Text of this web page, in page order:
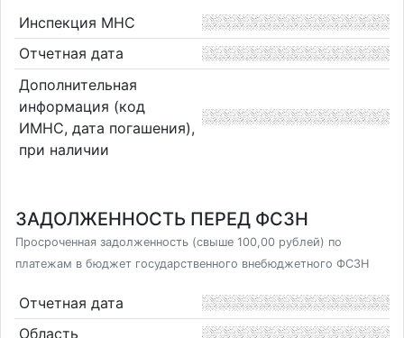
Инспекция МНС
Отчетная дата
Дополнительная
информация (код
ИМНС, дата погашения),
при наличии
ЗАДОЛЖЕННОСТЬ ПЕРЕД ФСЗН
Просроченная задолженность (свыше 100,00 рублей) по
платежам в бюджет государственного внебюджетного ФСЗН
Отчетная дата
Область